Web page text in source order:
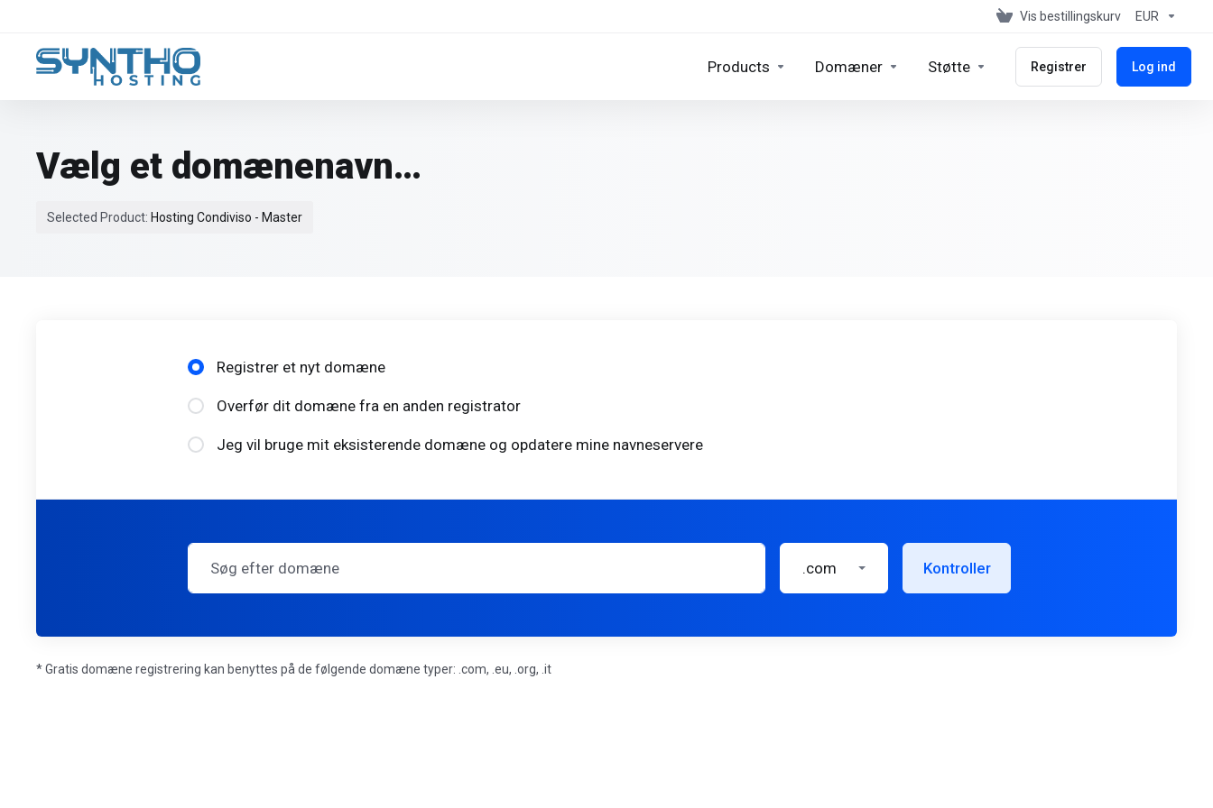
Vis bestillingskurv EUR
Products Domæner Støtte Registrer Log ind
Vælg et domænenavn…
Selected Product: Hosting Condiviso - Master
Registrer et nyt domæne
Overfør dit domæne fra en anden registrator
Jeg vil bruge mit eksisterende domæne og opdatere mine navneservere
.com Kontroller
* Gratis domæne registrering kan benyttes på de følgende domæne typer: .com, .eu, .org, .it